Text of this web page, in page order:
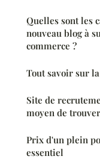
Quelles sont les
nouveau blog à
commerce ?
Tout savoir sur
Site de
moyen de
Prix d'un plein
essentiel